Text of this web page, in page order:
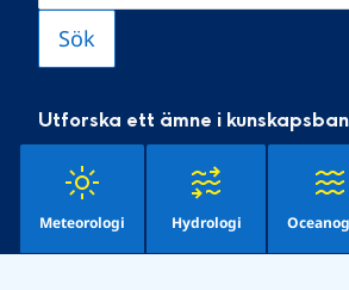
Utforska ett ämne i
Meteorologi Hydrologi